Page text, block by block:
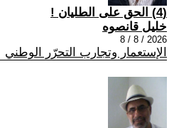
(4) الحق على الطليان !
خليل قانصوه
2026 / 8 / 8
الإستعمار وتجارب التحرّر الوطني